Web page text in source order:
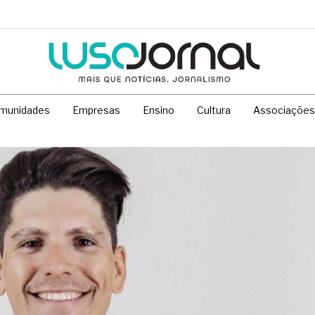
Empresas Ensino Cultura Associações